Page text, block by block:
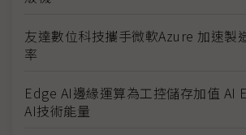
友達數位科技攜手微軟Azure 加速製
率
Edge AI邊緣運算為工控儲存加值 AI
AI技術能量